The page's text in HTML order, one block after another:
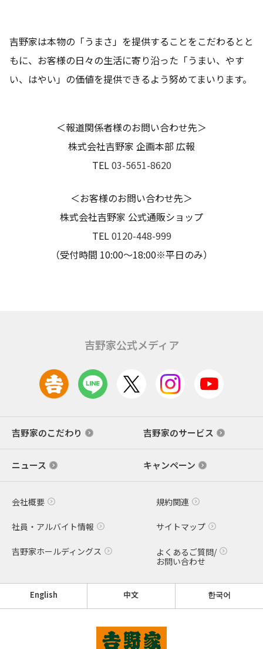
吉野家は本物の「うまさ」を提供することをこだわるとと
もに、お客様の日々の生活に寄り沿った「うまい、やす
い、はやい」の価値を提供できるよう努めてまいります。
＜報道関係者様のお問い合わせ先＞
株式会社吉野家 企画本部 広報
TEL 03-5651-8620
＜お客様のお問い合わせ先＞
株式会社吉野家 公式通販ショップ
TEL 0120-448-999
（受付時間 10:00～18:00※平日のみ）
吉野家公式メディア
吉野家のこだわり 吉野家のサービス
ニュース キャンペーン
会社概要 規約関連
社員・アルバイト情報 サイトマップ
吉野家ホールディングス
よくあるご質問/
お問い合わせ
English 中文 한국어